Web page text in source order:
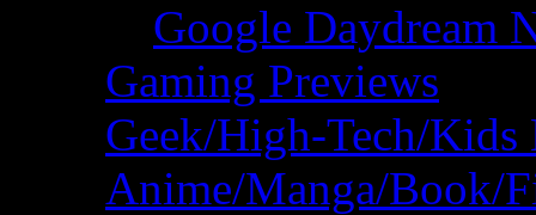
Google Daydream
Gaming Previews
Geek/High-Tech/Kids
Anime/Manga/Book/